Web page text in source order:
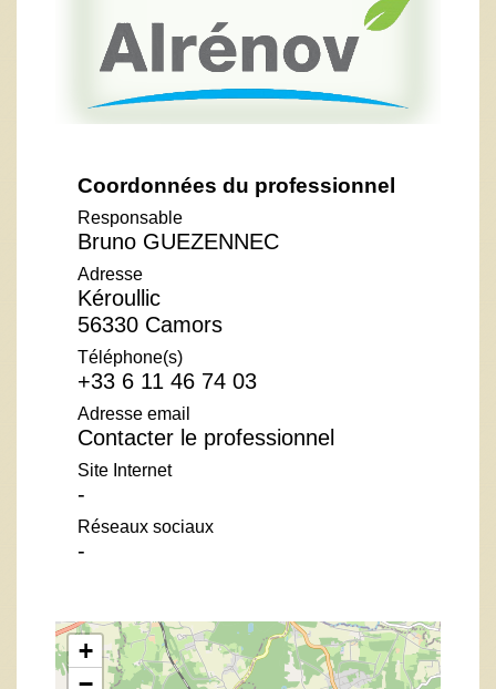
Coordonnées du professionnel
Responsable
Bruno GUEZENNEC
Adresse
Kéroullic
56330 Camors
Téléphone(s)
+33 6 11 46 74 03
Adresse email
Contacter le professionnel
Site Internet
-
Réseaux sociaux
-
+